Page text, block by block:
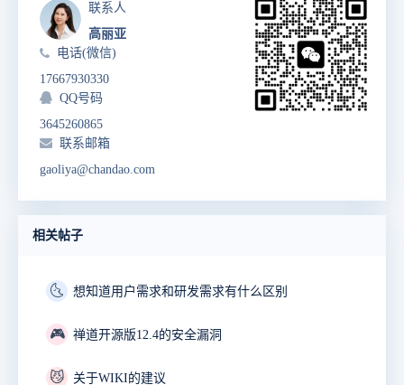
联系人
高丽亚
电话(微信)
17667930330
QQ号码
3645260865
联系邮箱
gaoliya@chandao.com
相关帖子
🌜 想知道用户需求和研发需求有什么区别
🎮 禅道开源版12.4的安全漏洞
😼 关于WIKI的建议